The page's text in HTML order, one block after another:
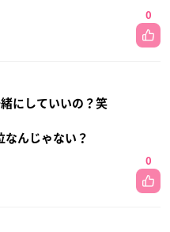
0
にしていいの？笑
なんじゃない？
0